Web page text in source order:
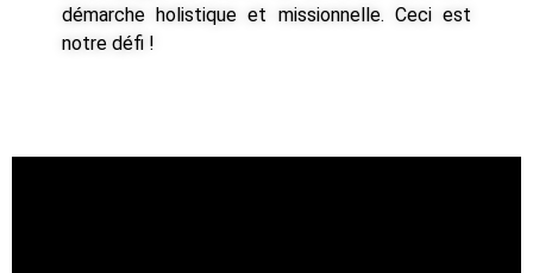
démarche holistique et missionnelle. Ceci est
notre défi !